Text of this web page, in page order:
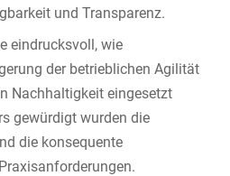
und Transparenz.
eindrucksvoll, wie
der betrieblichen Agilität
Nachhaltigkeit eingesetzt
gewürdigt wurden die
die konsequente